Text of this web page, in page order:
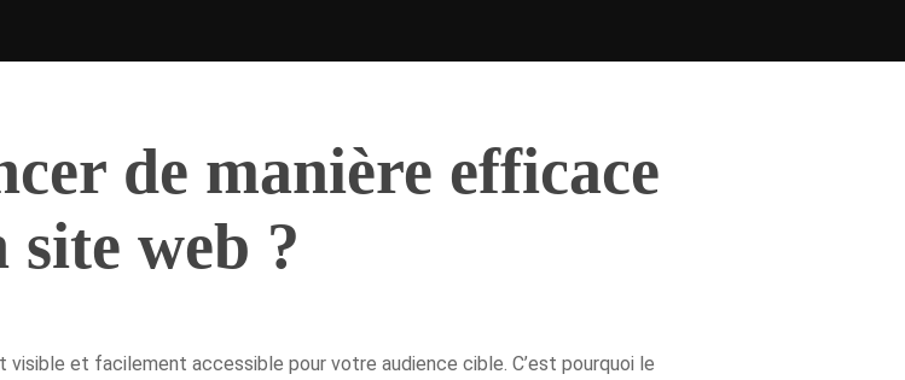
de manière efficace
site web ?
et facilement accessible pour votre audience cible. C’est pourquoi le